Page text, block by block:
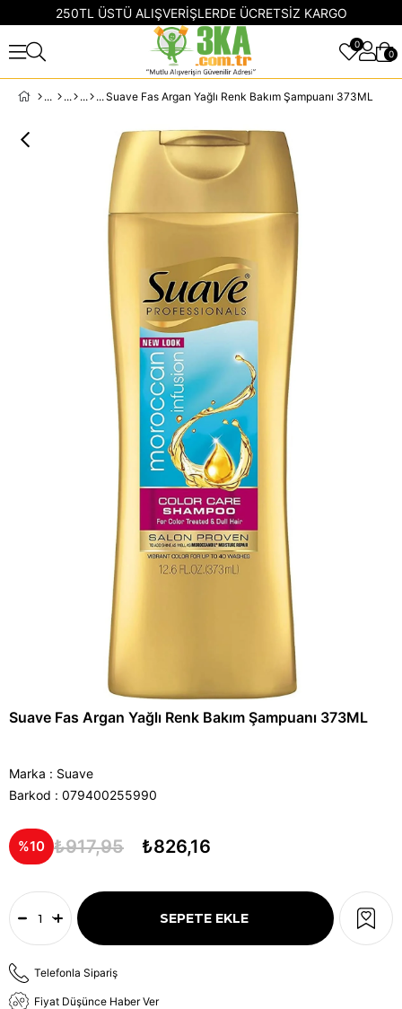
250TL ÜSTÜ ALIŞVERİŞLERDE ÜCRETSİZ KARGO
0
0
Suave Fas Argan Yağlı Renk Bakım Şampuanı 373ML
Suave Fas Argan Yağlı Renk Bakım Şampuanı 373ML
Marka : Suave
Barkod : 079400255990
10 ₺917,95 ₺826,16
Telefonla Sipariş
Fiyat Düşünce Haber Ver